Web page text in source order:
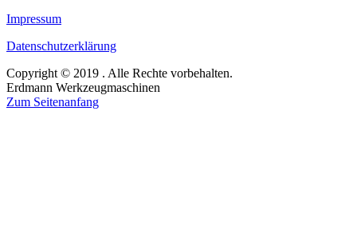
Impressum
Datenschutzerklärung
Copyright © 2019 . Alle Rechte vorbehalten.
Erdmann Werkzeugmaschinen
Zum Seitenanfang